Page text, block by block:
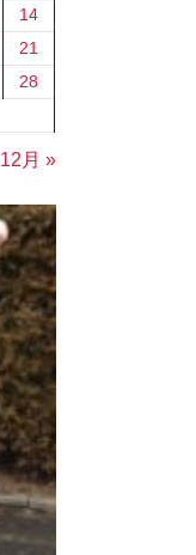
14
21
28
12月 »